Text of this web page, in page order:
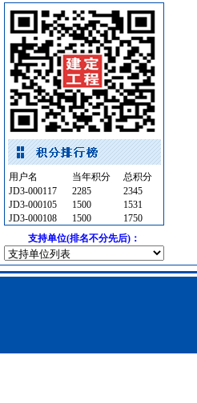
陶瓷制品油漆涂料 [采购中]
阀门组件室外排水等 [采购中]
消防器材 [采购中]
仪器仪表 [采购中]
安全防范 [采购中]
防水防腐 [采购中]
内外墙装饰材料 [采购中]
变配电 [采购中]
油漆涂料
[采购中]
防雷接地
[采购中]
砂石 [采购中]
复合木地板 [采购中]
胡桃木 [采购中]
卫浴洁具 [采购中]
铝扣版 [采购中]
用户名 当年积分
总积分
JD3-000117
2285
2345
JD3-000105
1500
1531
JD3-000108
1500
1750
支持单位(排名不分先后)：